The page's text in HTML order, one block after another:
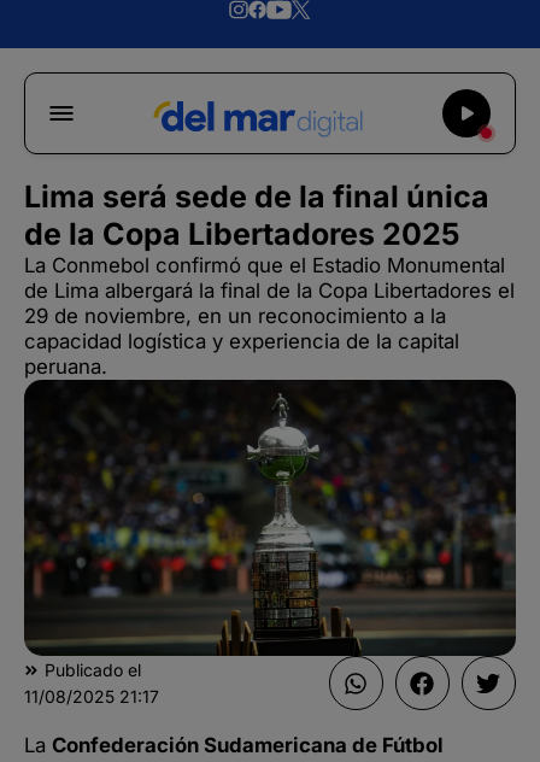
Lima será sede de la final única
de la Copa Libertadores 2025
La Conmebol confirmó que el Estadio Monumental
de Lima albergará la final de la Copa Libertadores el
29 de noviembre, en un reconocimiento a la
capacidad logística y experiencia de la capital
peruana.
Publicado el
11/08/2025 21:17
La Confederación Sudamericana de Fútbol